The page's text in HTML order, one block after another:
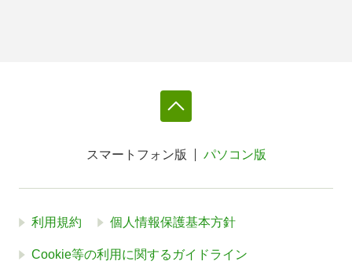
スマートフォン版 パソコン版
利用規約 個人情報保護基本方針
Cookie等の利用に関するガイドライン